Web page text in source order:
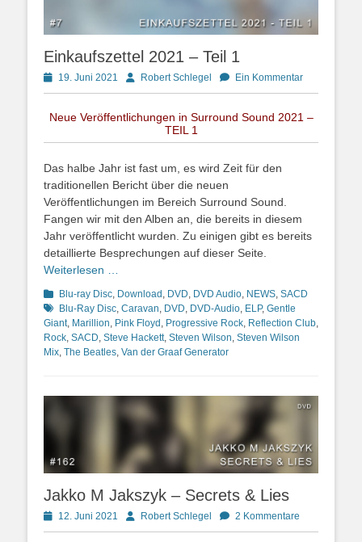
Einkaufszettel 2021 – Teil 1
Posted
on
19. Juni 2021 AutorRobert Schlegel Ein Kommentar
Neue Veröffentlichungen in Surround Sound 2021 –
TEIL 1
Das halbe Jahr ist fast um, es wird Zeit für den
traditionellen Bericht über die neuen
Veröffentlichungen im Bereich Surround Sound.
Fangen wir mit den Alben an, die bereits in diesem
Jahr veröffentlicht wurden. Zu einigen gibt es bereits
detaillierte Besprechungen auf dieser Seite.
Weiterlesen …
Kategorien
Blu-ray Disc Download DVD DVD Audio NEWS SACD
Blu-Ray Disc Caravan DVD DVD-Audio ELP, Gentle
Giant, Marillion Pink Floyd Progressive Rock Reflection Club
Rock SACD Steve Hackett, Steven Wilson Steven Wilson
Mix The Beatles Van der Graaf Generator
Jakko M Jakszyk – Secrets & Lies
Posted
on
12. Juni 2021 AutorRobert Schlegel 2 Kommentare